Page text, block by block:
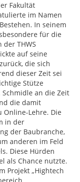
Fakultät
im Namen
In seinem
für die
THWS
auf seine
die sich
dieser Zeit sei
Stütze
an die Zeit
die damit
Online-Lehre. Die
in der
der Baubranche,
anderen im Feld
Diese Hürden
als Chance nutzte.
Projekt „Hightech